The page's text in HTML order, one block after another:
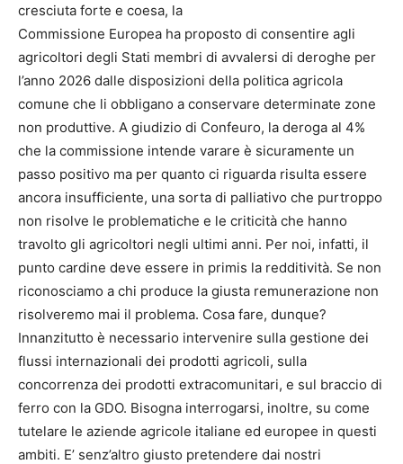
cresciuta forte e coesa, la
Commissione Europea ha proposto di consentire agli
agricoltori degli Stati membri di avvalersi di deroghe per
l’anno 2026 dalle disposizioni della politica agricola
comune che li obbligano a conservare determinate zone
non produttive. A giudizio di Confeuro, la deroga al 4%
che la commissione intende varare è sicuramente un
passo positivo ma per quanto ci riguarda risulta essere
ancora insufficiente, una sorta di palliativo che purtroppo
non risolve le problematiche e le criticità che hanno
travolto gli agricoltori negli ultimi anni. Per noi, infatti, il
punto cardine deve essere in primis la redditività. Se non
riconosciamo a chi produce la giusta remunerazione non
risolveremo mai il problema. Cosa fare, dunque?
Innanzitutto è necessario intervenire sulla gestione dei
flussi internazionali dei prodotti agricoli, sulla
concorrenza dei prodotti extracomunitari, e sul braccio di
ferro con la GDO. Bisogna interrogarsi, inoltre, su come
tutelare le aziende agricole italiane ed europee in questi
ambiti. E’ senz’altro giusto pretendere dai nostri